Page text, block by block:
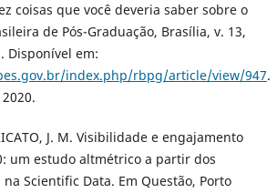
coisas que você deveria saber sobre o
de Pós-Graduação, Brasília, v. 13,
Disponível em:
index.php/rbpg/article/view/947.
J. M. Visibilidade e engajamento
um estudo altmétrico a partir dos
Scientific Data. Em Questão, Porto